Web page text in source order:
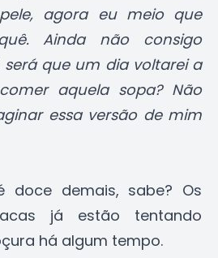
agora eu meio que
Ainda não consigo
será que um dia voltarei a
aquela sopa? Não
essa versão de mim
demais, sabe? Os
já estão tentando
há algum tempo.